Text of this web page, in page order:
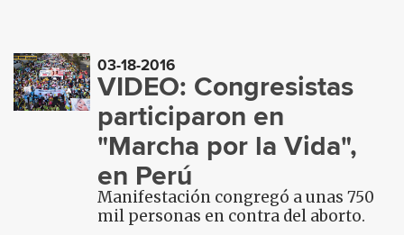
03-18-2016
VIDEO: Congresistas
participaron en
"Marcha por la Vida",
en Perú
Manifestación congregó a unas 750
mil personas en contra del aborto.